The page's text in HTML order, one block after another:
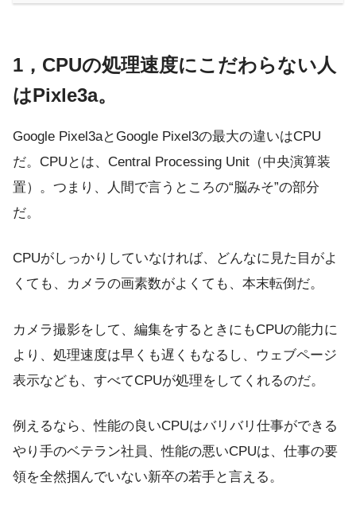
1，CPUの処理速度にこだわらない人
はPixle3a。
Google Pixel3aとGoogle Pixel3の最大の違いはCPU
だ。CPUとは、Central Processing Unit（中央演算装
置）。つまり、人間で言うところの“脳みそ”の部分
だ。
CPUがしっかりしていなければ、どんなに見た目がよ
くても、カメラの画素数がよくても、本末転倒だ。
カメラ撮影をして、編集をするときにもCPUの能力に
より、処理速度は早くも遅くもなるし、ウェブページ
表示なども、すべてCPUが処理をしてくれるのだ。
例えるなら、性能の良いCPUはバリバリ仕事ができる
やり手のベテラン社員、性能の悪いCPUは、仕事の要
領を全然掴んでいない新卒の若手と言える。